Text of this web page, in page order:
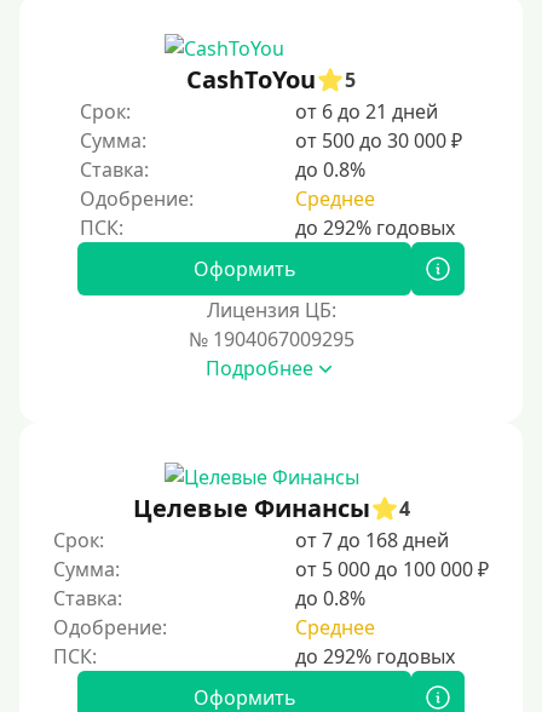
Карты банков и платежные системы
Мастеркард
Через Юнистрим (Unistream)
На Вебмани
Виза (Visa)
Моментум (Momentum)
Через систему Контакт (Contact)
Золотая Корона
Через систему быстрых платежей СБП
Способы получения
CashToYou
5
Срок:
от 6 до 21 дней
Сумма:
от 500 до 30 000 ₽
Ставка:
до 0.8%
Одобрение:
Среднее
Оформить
Лицензия ЦБ:
№ 1904067009295
Подробнее
Целевые Финансы
4
Срок:
от 7 до 168 дней
Сумма:
от 5 000 до 100 000 ₽
Ставка:
до 0.8%
Одобрение:
Среднее
Оформить